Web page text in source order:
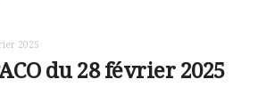
2025
du 28 février 2025